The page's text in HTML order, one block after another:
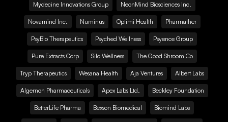
Mydecine Innovations Group NeonMind Biosciences Inc.
Novamind Inc. Numinus Optimi Health Pharmather
PsyBio Therapeutics Psyched Wellness Psyence Group
Pure Extracts Corp Silo Wellness The Good Shroom Co
Tryp Therapeutics Wesana Health Aja Ventures Albert Labs
Algernon Pharmaceuticals Apex Labs Ltd. Beckley Foundation
BetterLife Pharma Bexson Biomedical Biomind Labs